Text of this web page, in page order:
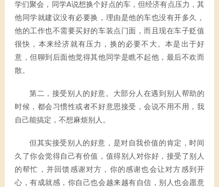
学们聚会，同学A说想换个好点的车，但经济有点压力，其
他同学就建议没有必要换，理由是他的车也没有开多久，
他的工作也不需要买好的车装点门面，而且现在车子贬值
很快，本来经济就有压力，换的必要不大。本是出于好
意，但聊到后面他觉得其他同学是瞧不起他，最后不欢而
散。
第二，接受别人的好意。大部分人在遇到别人帮助的
时候，都会习惯性或者不好意思接受，会说不用不用，我
自己能搞定，不想麻烦别人。
但其实接受别人的好意，是对自我价值的肯定，时间
久了你会觉得自己有价值，值得别人对你好，接受了别人
的帮忙，并回馈感谢对方，你的感谢也会让对方感到开
心，有成就感，你自己也会越来越有自信，别人也会愿意